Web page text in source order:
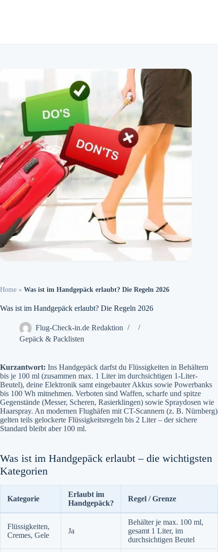
Home » Was ist im Handgepäck erlaubt? Die Regeln 2026
Was ist im Handgepäck erlaubt? Die Regeln 2026
Flug-Check-in.de Redaktion
Gepäck & Packlisten
Kurzantwort: Ins Handgepäck darfst du Flüssigkeiten in Behältern
bis je 100 ml (zusammen max. 1 Liter im durchsichtigen 1-Liter-
Beutel), deine Elektronik samt eingebauter Akkus sowie Powerbanks
bis 100 Wh mitnehmen. Verboten sind Waffen, scharfe und spitze
Gegenstände (Messer, Scheren, Rasierklingen) sowie Spraydosen wie
Haarspray. An modernen Flughäfen mit CT-Scannern (z. B. Nürnberg)
gelten teils gelockerte Flüssigkeitsregeln bis 2 Liter – der sichere
Standard bleibt aber 100 ml.
Was ist im Handgepäck erlaubt – die wichtigsten
Kategorien
Kategorie
Erlaubt im
Handgepäck?
Regel / Grenze
Flüssigkeiten,
Cremes, Gele
Ja
Behälter je max. 100 ml,
gesamt 1 Liter, im
durchsichtigen Beutel